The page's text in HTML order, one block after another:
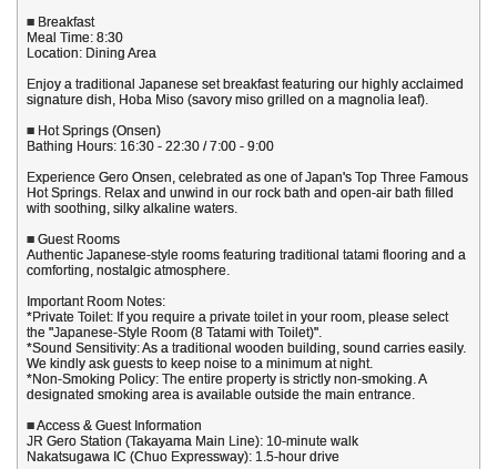
■ Breakfast
Meal Time: 8:30
Location: Dining Area
Enjoy a traditional Japanese set breakfast featuring our highly acclaimed
signature dish, Hoba Miso (savory miso grilled on a magnolia leaf).
■ Hot Springs (Onsen)
Bathing Hours: 16:30 - 22:30 / 7:00 - 9:00
Experience Gero Onsen, celebrated as one of Japan's Top Three Famous
Hot Springs. Relax and unwind in our rock bath and open-air bath filled
with soothing, silky alkaline waters.
■ Guest Rooms
Authentic Japanese-style rooms featuring traditional tatami flooring and a
comforting, nostalgic atmosphere.
Important Room Notes:
*Private Toilet: If you require a private toilet in your room, please select
the "Japanese-Style Room (8 Tatami with Toilet)".
*Sound Sensitivity: As a traditional wooden building, sound carries easily.
We kindly ask guests to keep noise to a minimum at night.
*Non-Smoking Policy: The entire property is strictly non-smoking. A
designated smoking area is available outside the main entrance.
■ Access & Guest Information
JR Gero Station (Takayama Main Line): 10-minute walk
Nakatsugawa IC (Chuo Expressway): 1.5-hour drive